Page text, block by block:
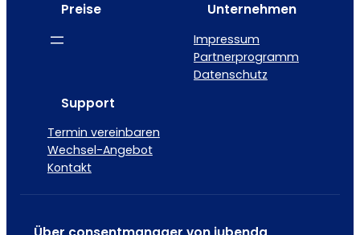
Preise Unternehmen
Impressum
Partnerprogramm
Datenschutz
Support
Termin vereinbaren
Wechsel-Angebot
Kontakt